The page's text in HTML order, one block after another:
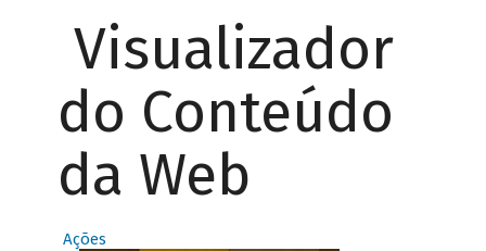
Visualizador
do Conteúdo
da Web
Ações